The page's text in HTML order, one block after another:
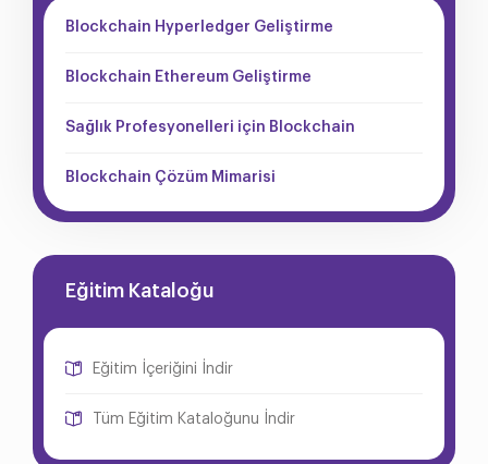
Blockchain Hyperledger Geliştirme
Blockchain Ethereum Geliştirme
Sağlık Profesyonelleri için Blockchain
Blockchain Çözüm Mimarisi
Eğitim Kataloğu
Eğitim İçeriğini İndir
Tüm Eğitim Kataloğunu İndir